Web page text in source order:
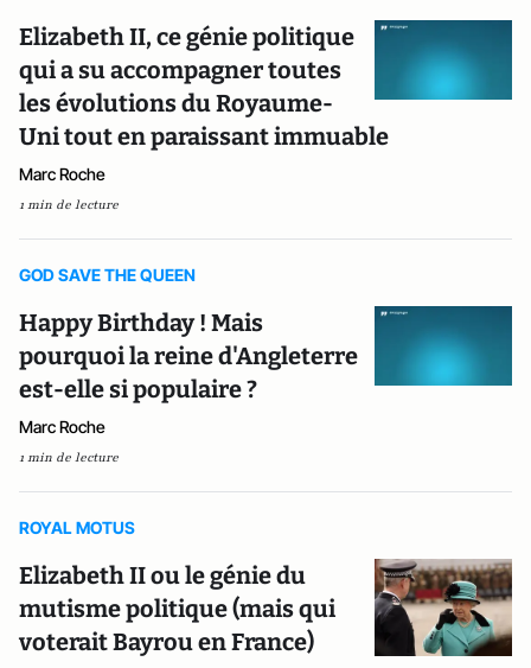
Elizabeth II, ce génie politique
qui a su accompagner toutes
les évolutions du Royaume-
Uni tout en paraissant immuable
Marc Roche
1 min de lecture
GOD SAVE THE QUEEN
Happy Birthday ! Mais
pourquoi la reine d'Angleterre
est-elle si populaire ?
Marc Roche
1 min de lecture
ROYAL MOTUS
Elizabeth II ou le génie du
mutisme politique (mais qui
voterait Bayrou en France)